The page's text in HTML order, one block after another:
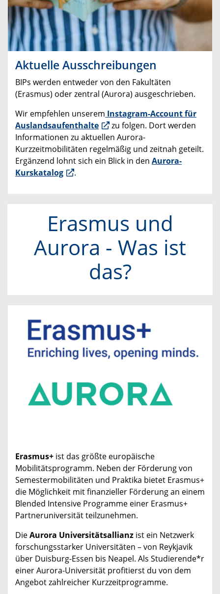
Aktuelle Ausschreibungen
BIPs werden entweder von den Fakultäten
(Erasmus) oder zentral (Aurora) ausgeschrieben.
Wir empfehlen unserem Instagram-Account für
Auslandsaufenthalte
zu folgen. Dort werden
Informationen zu aktuellen Aurora-
Kurzzeitmobilitäten regelmäßig und zeitnah geteilt.
Ergänzend lohnt sich ein Blick in den Aurora-
Kurskatalog
.
Erasmus und
Aurora - Was ist
das?
Erasmus+ ist das größte europäische
Mobilitätsprogramm. Neben der Förderung von
Semestermobilitäten und Praktika bietet Erasmus+
die Möglichkeit mit finanzieller Förderung an einem
Blended Intensive Programme einer Erasmus+
Partneruniversität teilzunehmen.
DieAurora Universitätsallianz ist ein Netzwerk
forschungsstarker Universitäten – von Reykjavik
über Duisburg-Essen bis Neapel. Als Studierende*r
einer Aurora-Universität profitierst du von dem
Angebot zahlreicher Kurzzeitprogramme.